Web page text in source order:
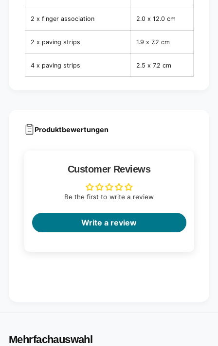
c
e
c
e
s
2 x finger association 2.0 x 12.0 cm
2 x paving strips 1.9 x 7.2 cm
4 x paving strips 2.5 x 7.2 cm
Produktbewertungen
Customer Reviews
Be the first to write a review
Write a review
Mehrfachauswahl